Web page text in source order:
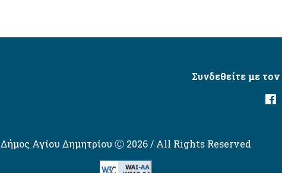
Συνδεθείτε με
Δήμος Αγίου Δημητρίου Ⓒ 2026 / All Rights Reserved